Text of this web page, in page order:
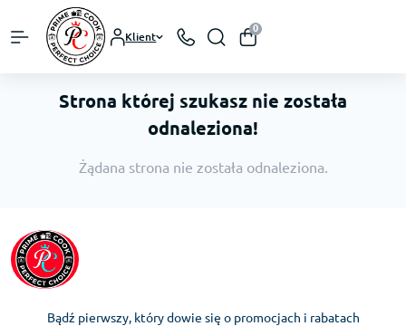
Klient
0
Strona której szukasz nie została
odnaleziona!
Żądana strona nie została odnaleziona.
Bądź pierwszy, który dowie się o promocjach i rabatach